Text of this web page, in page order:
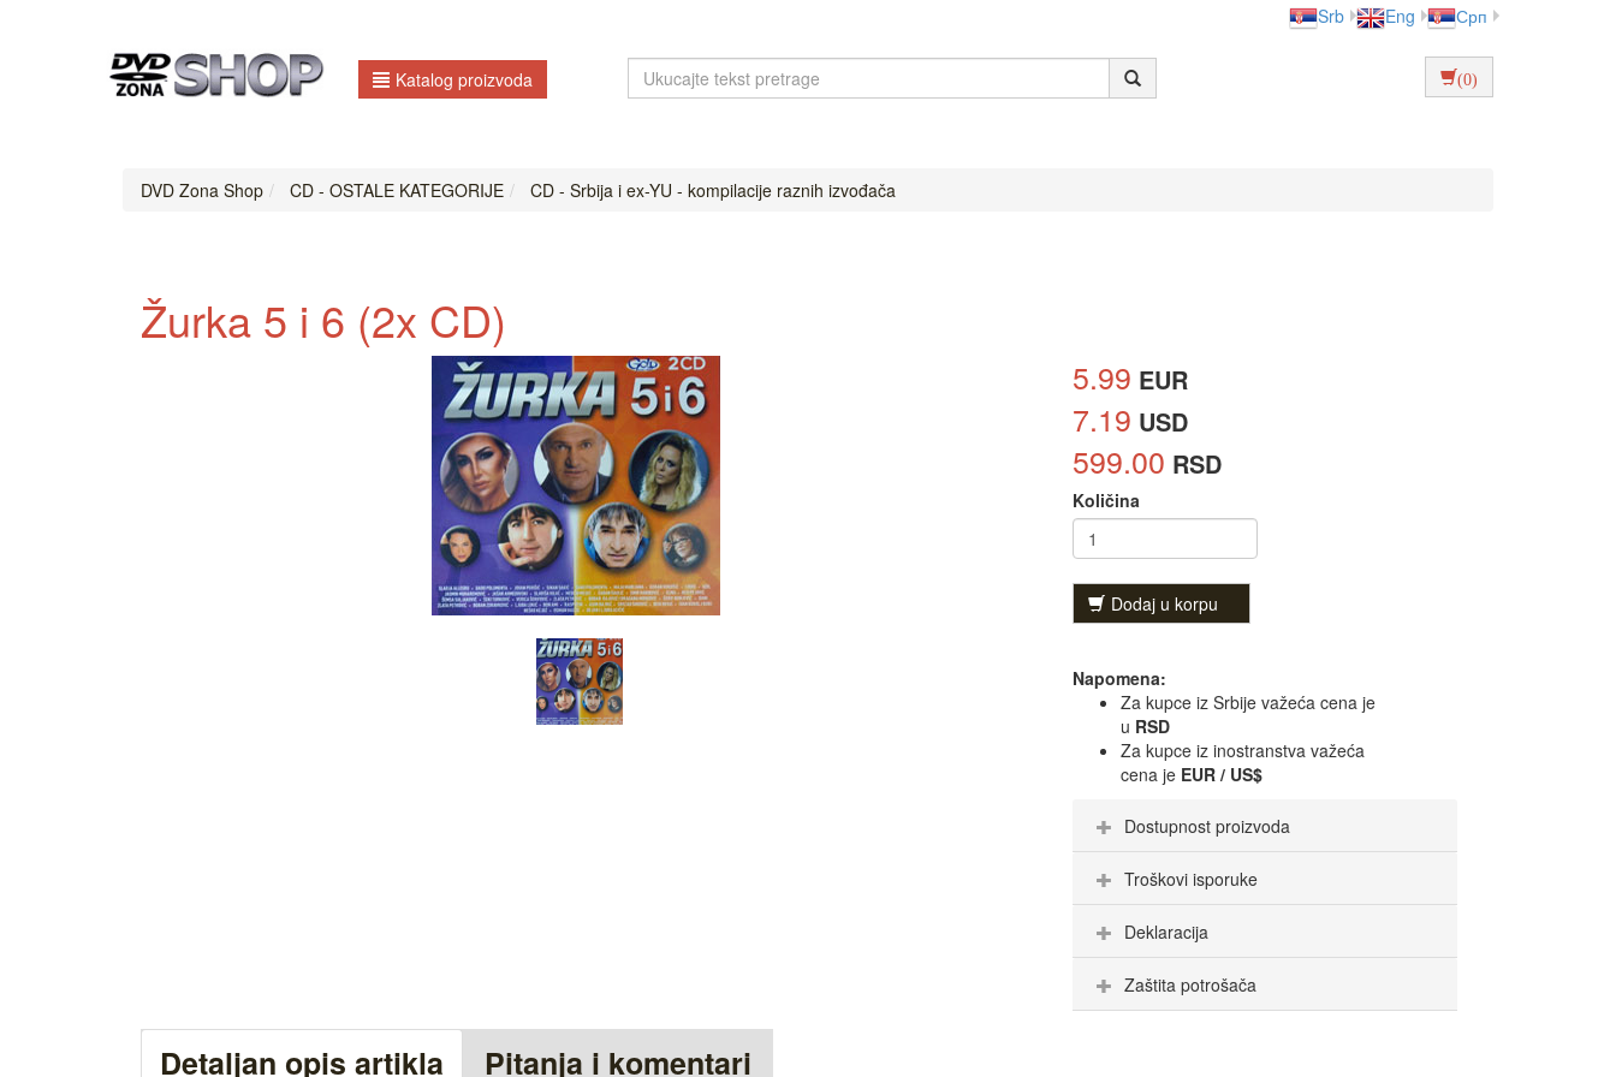
Srb Eng Срп
Katalog proizvoda (0)
DVD Zona Shop CD - OSTALE KATEGORIJE CD - Srbija i ex-YU - kompilacije raznih izvođača
Žurka 5 i 6 (2x CD)
5.99 EUR
7.19 USD
599.00 RSD
Količina
Dodaj u korpu
Napomena:
Za kupce iz Srbije važeća cena je
u RSD
Za kupce iz inostranstva važeća
cena je EUR / US$
Dostupnost proizvoda
Troškovi isporuke
Deklaracija
Zaštita potrošača
Detaljan opis artikla Pitanja i komentari